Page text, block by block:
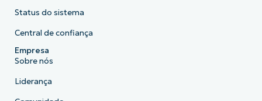
Status do sistema
Central de confiança
Empresa
Sobre nós
Liderança